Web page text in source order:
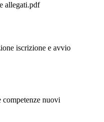
allegati.pdf
iscrizione e avvio
nuovi